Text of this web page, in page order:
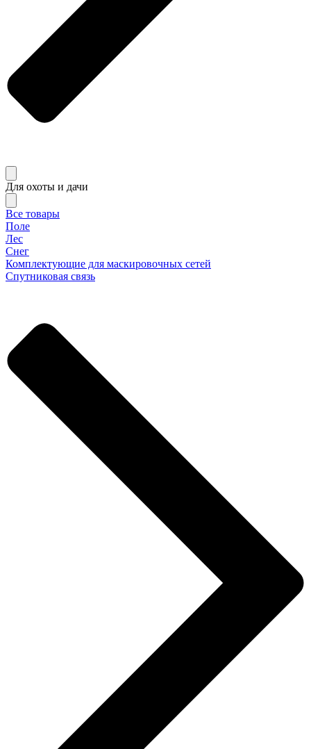
Для охоты и дачи
Все товары
Поле
Лес
Снег
Комплектующие для маскировочных сетей
Спутниковая связь